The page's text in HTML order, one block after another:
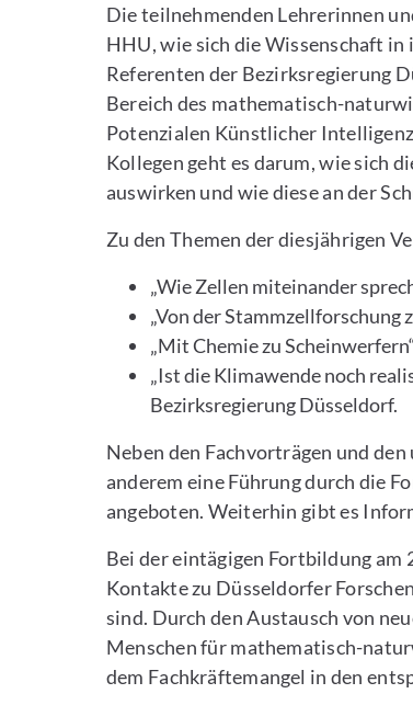
Die teilnehmenden Lehrerinnen
HHU, wie sich die Wissenschaft
Referenten der Bezirksregierung
Bereich des mathematisch-
Potenzialen Künstlicher
Kollegen geht es darum, wie sich
auswirken und wie diese an der
Zu den Themen der diesjährigen
„Wie Zellen miteinander
„Von der Stammzellforschung
„Mit Chemie zu
„Ist die Klimawende noch
Bezirksregierung Düsseldorf.
Neben den Fachvorträgen und
anderem eine Führung durch die
angeboten. Weiterhin gibt es
Bei der eintägigen Fortbildung am
Kontakte zu Düsseldorfer
sind. Durch den Austausch von
Menschen für mathematisch-
dem Fachkräftemangel in den